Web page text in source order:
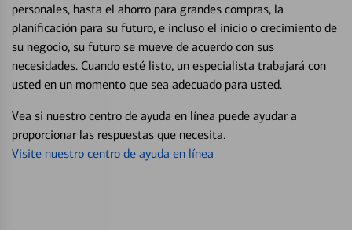
personales, hasta el ahorro para grandes compras, la
planificación para su futuro, e incluso el inicio o crecimiento de
su negocio, su futuro se mueve de acuerdo con sus
necesidades. Cuando esté listo, un especialista trabajará con
usted en un momento que sea adecuado para usted.
Vea si nuestro centro de ayuda en línea puede ayudar a
proporcionar las respuestas que necesita.
Visite nuestro centro de ayuda en línea